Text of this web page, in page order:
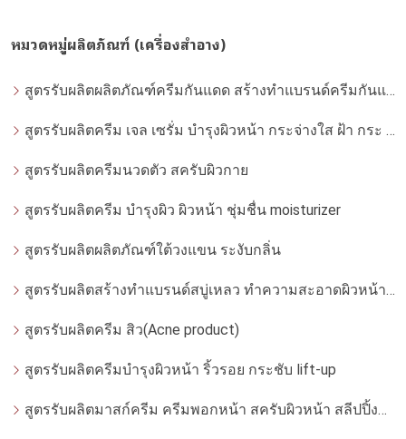
หมวดหมู่ผลิตภัณฑ์ (เครื่องสำอาง)
สูตรรับผลิตผลิตภัณฑ์ครีมกันแดด สร้างทำแบรนด์ครีมกันแดด โดยโรงงานผลิตที่ได้มาตรฐาน
สูตรรับผลิตครีม เจล เซรั่ม บำรุงผิวหน้า กระจ่างใส ฝ้า กระ จุดด่างดำ whitening
สูตรรับผลิตครีมนวดตัว สครับผิวกาย
สูตรรับผลิตครีม บำรุงผิว ผิวหน้า ชุ่มชื่น moisturizer
สูตรรับผลิตผลิตภัณฑ์ใต้วงแขน ระงับกลิ่น
สูตรรับผลิตสร้างทำแบรนด์สบู่เหลว ทำความสะอาดผิวหน้า โฟมล้างหน้า
สูตรรับผลิตครีม สิว(Acne product)
สูตรรับผลิตครีมบำรุงผิวหน้า ริ้วรอย กระชับ lift-up
สูตรรับผลิตมาสก์ครีม ครีมพอกหน้า สครับผิวหน้า สลีปปิ้งมาสก์